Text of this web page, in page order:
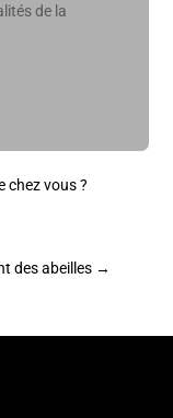
de la
chez vous ?
des abeilles →